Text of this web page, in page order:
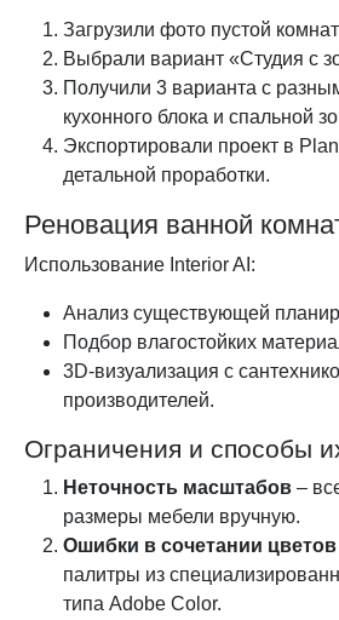
Загрузили фото пустой
Выбрали вариант «Студия с
Получили 3 варианта с
кухонного блока и спальной
Экспортировали проект в
детальной проработки.
Реновация ванной
Использование Interior AI:
Анализ существующей
Подбор влагостойких
3D-визуализация с
производителей.
Ограничения и способы
Неточность масштабов –
размеры мебели вручную.
Ошибки в сочетании цветов
палитры из
типа Adobe Color.